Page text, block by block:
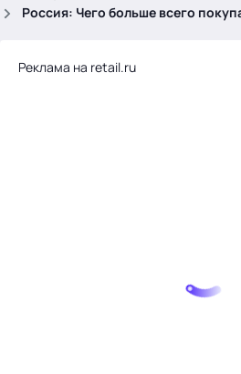
Россия: Чего больше всего
Реклама на retail.ru